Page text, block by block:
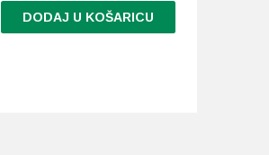
DODAJ U KOŠARICU